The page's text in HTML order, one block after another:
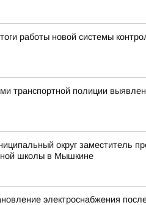
работы новой системы
транспортной полиции
округ заместитель
школы в Мышкине
электроснабжения